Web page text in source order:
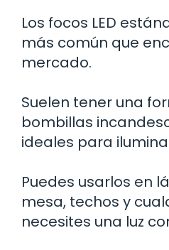
Los focos LED
más común que
mercado.
Suelen tener una
bombillas
ideales para
Puedes usarlos en
mesa, techos y
necesites una luz